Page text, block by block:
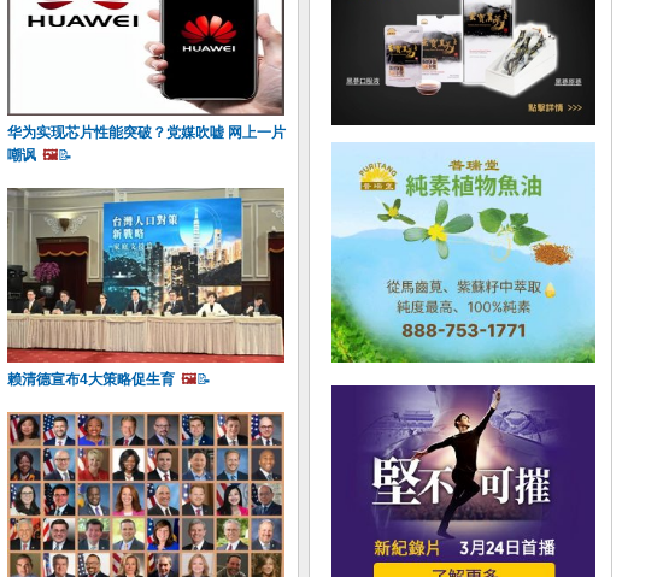
华为实现芯片性能突破？党媒吹嘘 网上一片
嘲讽 🖼️📝
赖清德宣布4大策略促生育 🖼️📝